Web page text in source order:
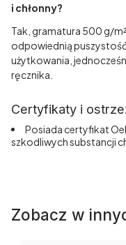
i chłonny?
Tak, gramatura 500 g/
odpowiednią
użytkowania,
ręcznika.
Certyfikaty i
Posiada certyfikat
szkodliwych substancji
Zobacz w